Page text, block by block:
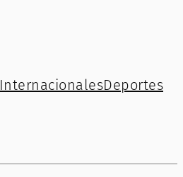
InternacionalesDeportes